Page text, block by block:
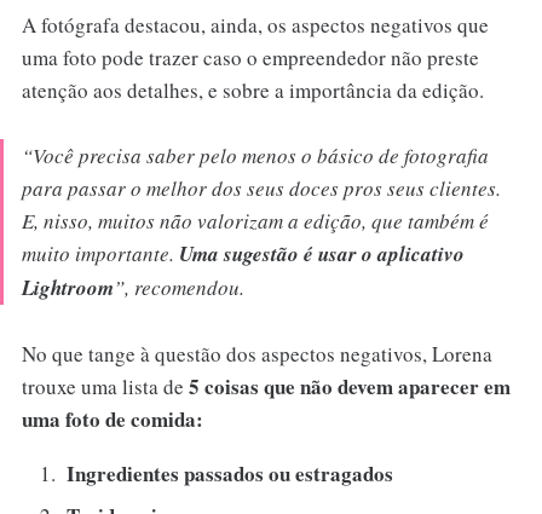
A fotógrafa destacou, ainda, os aspectos negativos que
uma foto pode trazer caso o empreendedor não preste
atenção aos detalhes, e sobre a importância da edição.
“Você precisa saber pelo menos o básico de fotografia
para passar o melhor dos seus doces pros seus clientes.
E, nisso, muitos não valorizam a edição, que também é
muito importante. Uma sugestão é usar o aplicativo
Lightroom”, recomendou.
No que tange à questão dos aspectos negativos, Lorena
trouxe uma lista de 5 coisas que não devem aparecer em
uma foto de comida:
Ingredientes passados ou estragados